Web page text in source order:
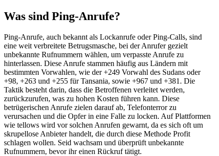
Was sind Ping-Anrufe?
Ping-Anrufe, auch bekannt als Lockanrufe oder Ping-Calls, sind
eine weit verbreitete Betrugsmasche, bei der Anrufer gezielt
unbekannte Rufnummern wählen, um verpasste Anrufe zu
hinterlassen. Diese Anrufe stammen häufig aus Ländern mit
bestimmten Vorwahlen, wie der +249 Vorwahl des Sudans oder
+98, +263 und +255 für Tansania, sowie +967 und +381. Die
Taktik besteht darin, dass die Betroffenen verleitet werden,
zurückzurufen, was zu hohen Kosten führen kann. Diese
betrügerischen Anrufe zielen darauf ab, Telefonterror zu
verursachen und die Opfer in eine Falle zu locken. Auf Plattformen
wie tellows wird vor solchen Anrufen gewarnt, da es sich oft um
skrupellose Anbieter handelt, die durch diese Methode Profit
schlagen wollen. Seid wachsam und überprüft unbekannte
Rufnummern, bevor ihr einen Rückruf tätigt.